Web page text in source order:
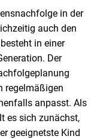
in der
auch den
in einer
Der
regelmäßigen
anpasst. Als
es sich zunächst,
geeignetste Kind